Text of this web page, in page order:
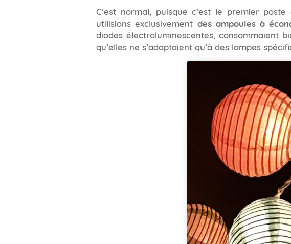
C’est normal, puisque c’est le premier poste
utilisions exclusivement des ampoules à
diodes électroluminescentes, consommaient
qu’elles ne s’adaptaient qu’à des lampes